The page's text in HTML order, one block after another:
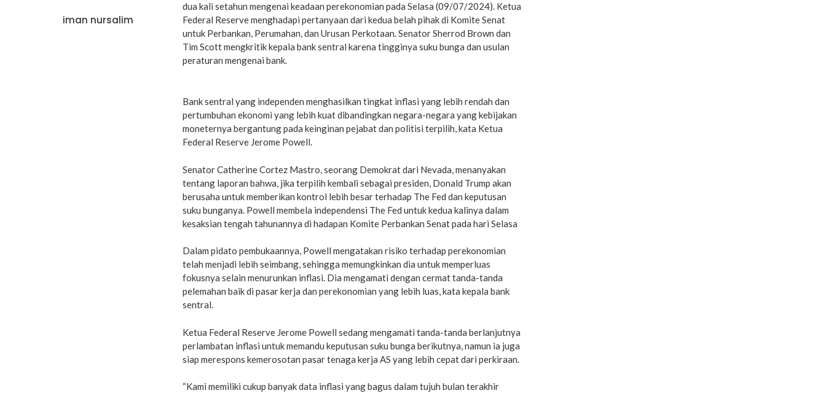
iman nursalim
dua kali setahun mengenai keadaan perekonomian pada Selasa (09/07/2024). Ketua
Federal Reserve menghadapi pertanyaan dari kedua belah pihak di Komite Senat
untuk Perbankan, Perumahan, dan Urusan Perkotaan. Senator Sherrod Brown dan
Tim Scott mengkritik kepala bank sentral karena tingginya suku bunga dan usulan
peraturan mengenai bank.
Bank sentral yang independen menghasilkan tingkat inflasi yang lebih rendah dan
pertumbuhan ekonomi yang lebih kuat dibandingkan negara-negara yang kebijakan
moneternya bergantung pada keinginan pejabat dan politisi terpilih, kata Ketua
Federal Reserve Jerome Powell.
Senator Catherine Cortez Mastro, seorang Demokrat dari Nevada, menanyakan
tentang laporan bahwa, jika terpilih kembali sebagai presiden, Donald Trump akan
berusaha untuk memberikan kontrol lebih besar terhadap The Fed dan keputusan
suku bunganya. Powell membela independensi The Fed untuk kedua kalinya dalam
kesaksian tengah tahunannya di hadapan Komite Perbankan Senat pada hari Selasa
Dalam pidato pembukaannya, Powell mengatakan risiko terhadap perekonomian
telah menjadi lebih seimbang, sehingga memungkinkan dia untuk memperluas
fokusnya selain menurunkan inflasi. Dia mengamati dengan cermat tanda-tanda
pelemahan baik di pasar kerja dan perekonomian yang lebih luas, kata kepala bank
sentral.
Ketua Federal Reserve Jerome Powell sedang mengamati tanda-tanda berlanjutnya
perlambatan inflasi untuk memandu keputusan suku bunga berikutnya, namun ia juga
siap merespons kemerosotan pasar tenaga kerja AS yang lebih cepat dari perkiraan.
“Kami memiliki cukup banyak data inflasi yang bagus dalam tujuh bulan terakhir